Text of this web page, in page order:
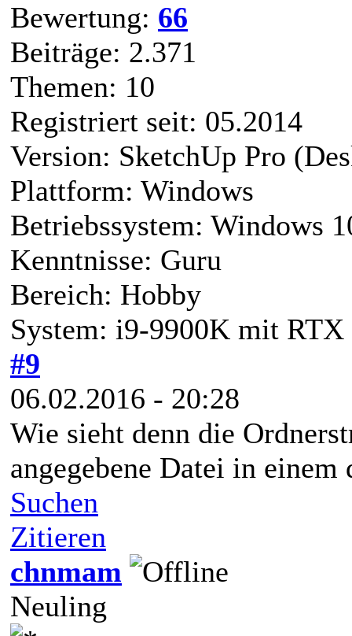
Bewertung: 66
Beiträge: 2.371
Themen: 10
Registriert seit: 05.2014
Version: SketchUp Pro
Plattform: Windows
Betriebssystem: Windows
Kenntnisse: Guru
Bereich: Hobby
System: i9-9900K mit RTX
#9
06.02.2016 - 20:28
Wie sieht denn die
angegebene Datei in einem
Suchen
Zitieren
chnmam
Neuling